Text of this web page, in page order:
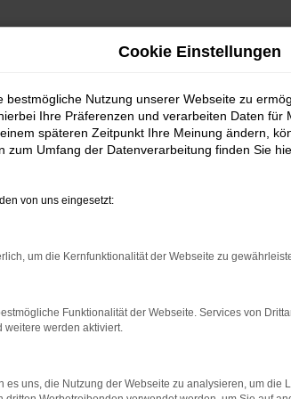
bestimmter Seiten verhindern.
beheben.
auf dem neuesten Stand sind.
kann auch dazu führen, dass
Cookie Einstellungen
bestmögliche Nutzung unserer Webseite zu
Ihre Präferenzen und verarbeiten Daten für
späteren Zeitpunkt Ihre Meinung ändern,
zum Umfang der Datenverarbeitung finden Sie
von uns eingesetzt:
um die Kernfunktionalität der Webseite zu
Funktionalität der Webseite. Services von
weitere werden aktiviert.
es uns, die Nutzung der Webseite zu analysieren, um die